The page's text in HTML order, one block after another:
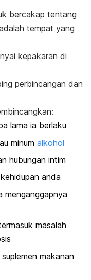
bercakap tentang
tempat yang
kepakaran di
perbincangan dan
lama ia berlaku
minum alkohol
hubungan intim
anda
menganggapnya
masalah
makanan